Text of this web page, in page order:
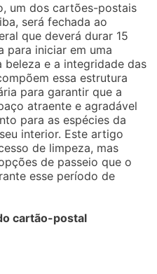
um dos cartões-postais
será fechada ao
que deverá durar 15
para iniciar em uma
beleza e a integridade das
essa estrutura
para garantir que a
atraente e agradável
para as espécies da
interior. Este artigo
de limpeza, mas
de passeio que o
esse período de
cartão-postal